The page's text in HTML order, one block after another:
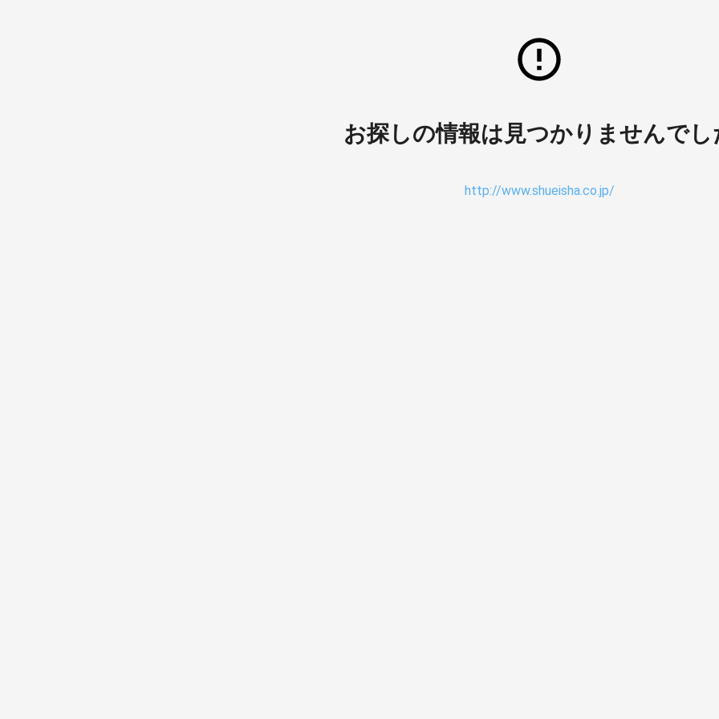
お探しの情報は見つかりませんでし
http://www.shueisha.co.jp/